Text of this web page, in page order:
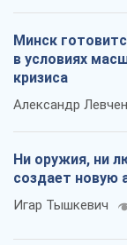
Минск
в условиях
кризиса
Александр
Ни оружия, ни
создает новую
Игар Тышкевич